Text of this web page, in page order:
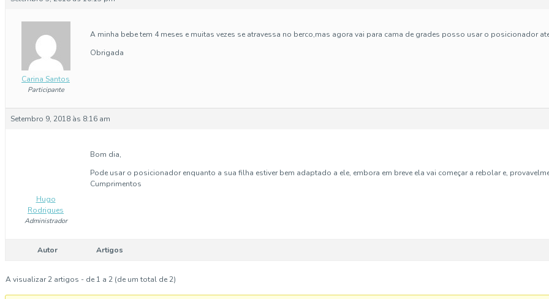
Carina Santos
Participante
A minha bebe tem 4 meses e muitas vezes se atravessa no berco,mas agora vai para cama de grades posso usar o posicionador
Obrigada
Setembro 9, 2018 às 8:16 am
Hugo
Rodrigues
Administrador
Bom dia,
Pode usar o posicionador enquanto a sua filha estiver bem adaptado a ele, embora em breve ela vai começar a rebolar e,
Cumprimentos
Autor Artigos
A visualizar 2 artigos - de 1 a 2 (de um total de 2)